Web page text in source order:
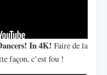
In 4K! Faire de la
façon, c’est fou !